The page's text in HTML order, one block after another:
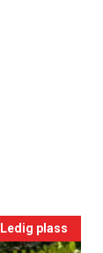
Ledig plass